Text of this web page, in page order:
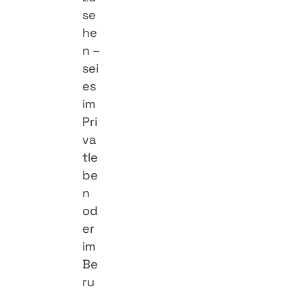
se
he
n –
sei
es
im
Pri
va
tle
be
n
od
er
im
Be
ru